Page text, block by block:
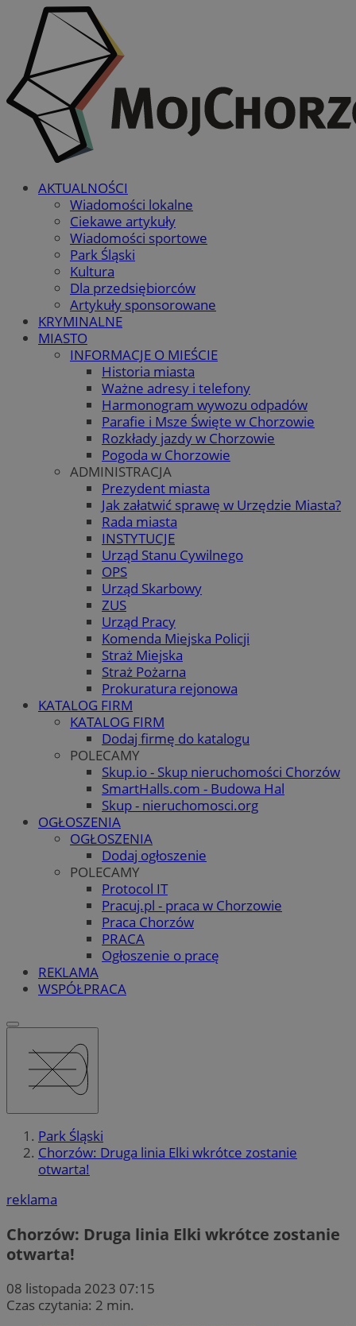
AKTUALNOŚCI
Wiadomości lokalne
Ciekawe artykuły
Wiadomości sportowe
Park Śląski
Kultura
Dla przedsiębiorców
Artykuły sponsorowane
KRYMINALNE
MIASTO
INFORMACJE O MIEŚCIE
Historia miasta
Ważne adresy i telefony
Harmonogram wywozu odpadów
Parafie i Msze Święte w Chorzowie
Rozkłady jazdy w Chorzowie
Pogoda w Chorzowie
ADMINISTRACJA
Prezydent miasta
Jak załatwić sprawę w Urzędzie Miasta?
Rada miasta
INSTYTUCJE
Urząd Stanu Cywilnego
OPS
Urząd Skarbowy
ZUS
Urząd Pracy
Komenda Miejska Policji
Straż Miejska
Straż Pożarna
Prokuratura rejonowa
KATALOG FIRM
KATALOG FIRM
Dodaj firmę do katalogu
POLECAMY
Skup.io - Skup nieruchomości Chorzów
SmartHalls.com - Budowa Hal
Skup - nieruchomosci.org
OGŁOSZENIA
OGŁOSZENIA
Dodaj ogłoszenie
POLECAMY
Protocol IT
Pracuj.pl - praca w Chorzowie
Praca Chorzów
PRACA
Ogłoszenie o pracę
REKLAMA
WSPÓŁPRACA
Park Śląski
Chorzów: Druga linia Elki wkrótce zostanie
otwarta!
reklama
Chorzów: Druga linia Elki wkrótce zostanie
otwarta!
08 listopada 2023 07:15
Czas czytania: 2 min.